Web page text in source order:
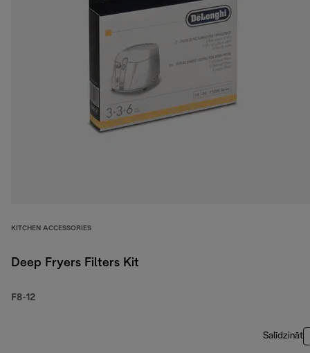
KITCHEN ACCESSORIES
Deep Fryers Filters Kit
F8-12
Salīdzināt